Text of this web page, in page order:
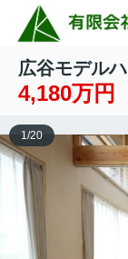
広谷モデル
4,180万円
1/20